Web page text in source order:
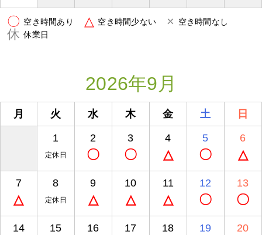
〇 空き時間あり △ 空き時間少ない × 空き時間なし
休 休業日
2026年9月
月 火 水 木 金 土 日
1
定休日
2
〇
3
〇
4
△
5
〇
6
△
7
△
8
定休日
9
△
10
△
11
△
12
〇
13
〇
14 15 16 17 18 19 20